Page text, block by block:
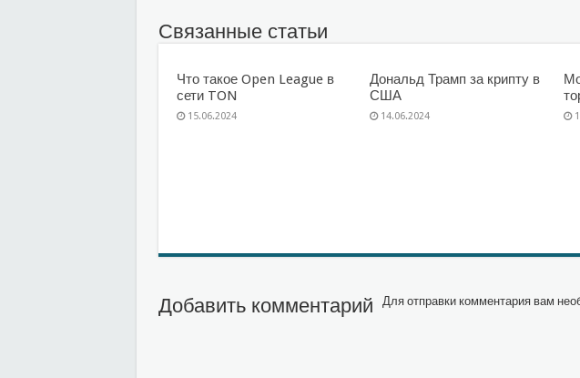
Связанные статьи
Что такое Open League в
сети TON
15.06.2024
Дональд Трамп за крипту в
США
14.06.2024
Добавить комментарий Для отправки комментария вам